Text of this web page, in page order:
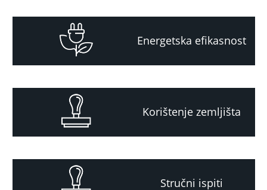
Energetska efikasnost
Korištenje zemljišta
Stručni ispiti